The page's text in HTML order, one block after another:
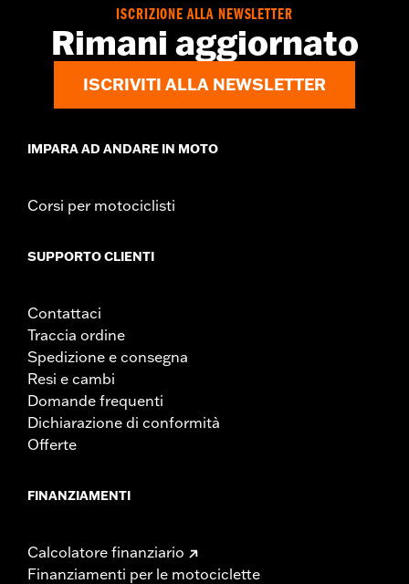
ISCRIZIONE ALLA NEWSLETTER
Rimani aggiornato
ISCRIVITI ALLA NEWSLETTER
IMPARA AD ANDARE IN MOTO
Corsi per motociclisti
SUPPORTO CLIENTI
Contattaci
Traccia ordine
Spedizione e consegna
Resi e cambi
Domande frequenti
Dichiarazione di conformità
Offerte
FINANZIAMENTI
Calcolatore finanziario
Finanziamenti per le motociclette